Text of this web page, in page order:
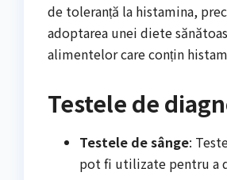
de toleranță la histamina,
adoptarea unei diete
alimentelor care conțin
Testele de
Testele de sânge:
pot fi utilizate pentru a